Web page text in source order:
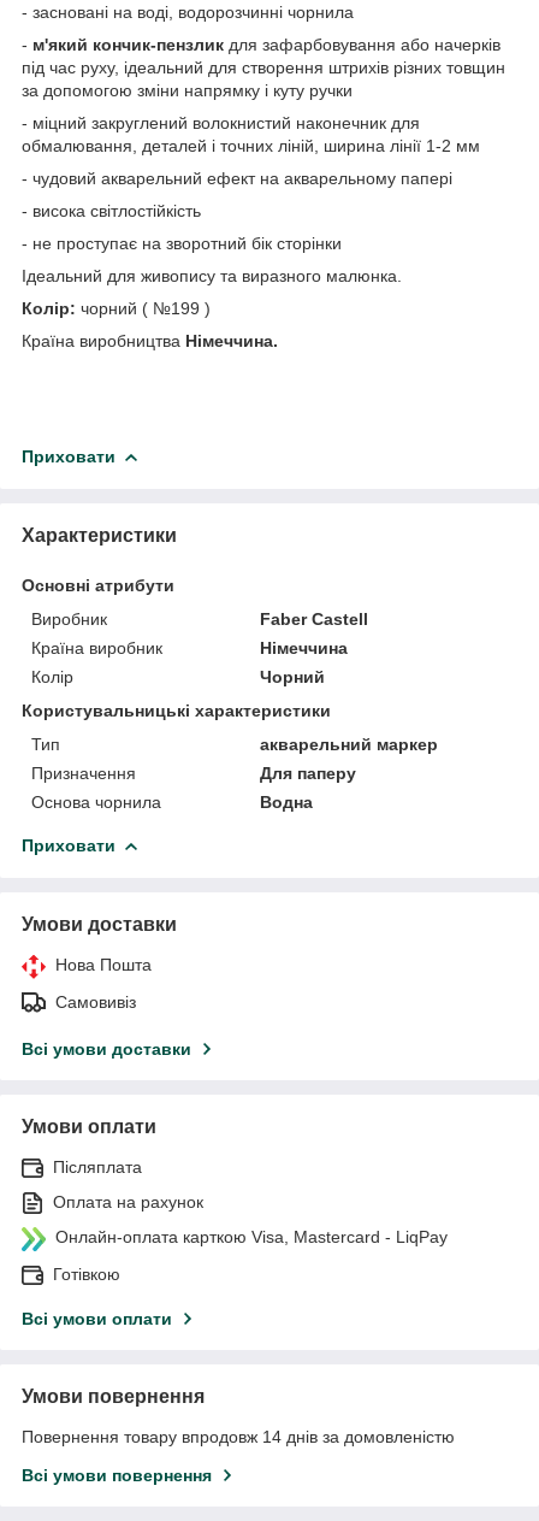
- засновані на воді, водорозчинні чорнила
- м'який кончик-пензлик для зафарбовування або начерків
під час руху, ідеальний для створення штрихів різних товщин
за допомогою зміни напрямку і куту ручки
- міцний закруглений волокнистий наконечник для
обмалювання, деталей і точних ліній, ширина лінії 1-2 мм
- чудовий акварельний ефект на акварельному папері
- висока світлостійкість
- не проступає на зворотний бік сторінки
Ідеальний для живопису та виразного малюнка.
Колір: чорний ( №199 )
Країна виробництва Німеччина.
Приховати
Характеристики
Основні атрибути
Виробник
Faber Castell
Країна виробник
Німеччина
Колір
Чорний
Користувальницькі характеристики
Тип
акварельний маркер
Призначення
Для паперу
Основа чорнила
Водна
Приховати
Умови доставки
Нова Пошта
Самовивіз
Всі умови доставки
Умови оплати
Післяплата
Оплата на рахунок
Онлайн-оплата карткою Visa, Mastercard - LiqPay
Готівкою
Всі умови оплати
Умови повернення
Повернення товару впродовж 14 днів за домовленістю
Всі умови повернення